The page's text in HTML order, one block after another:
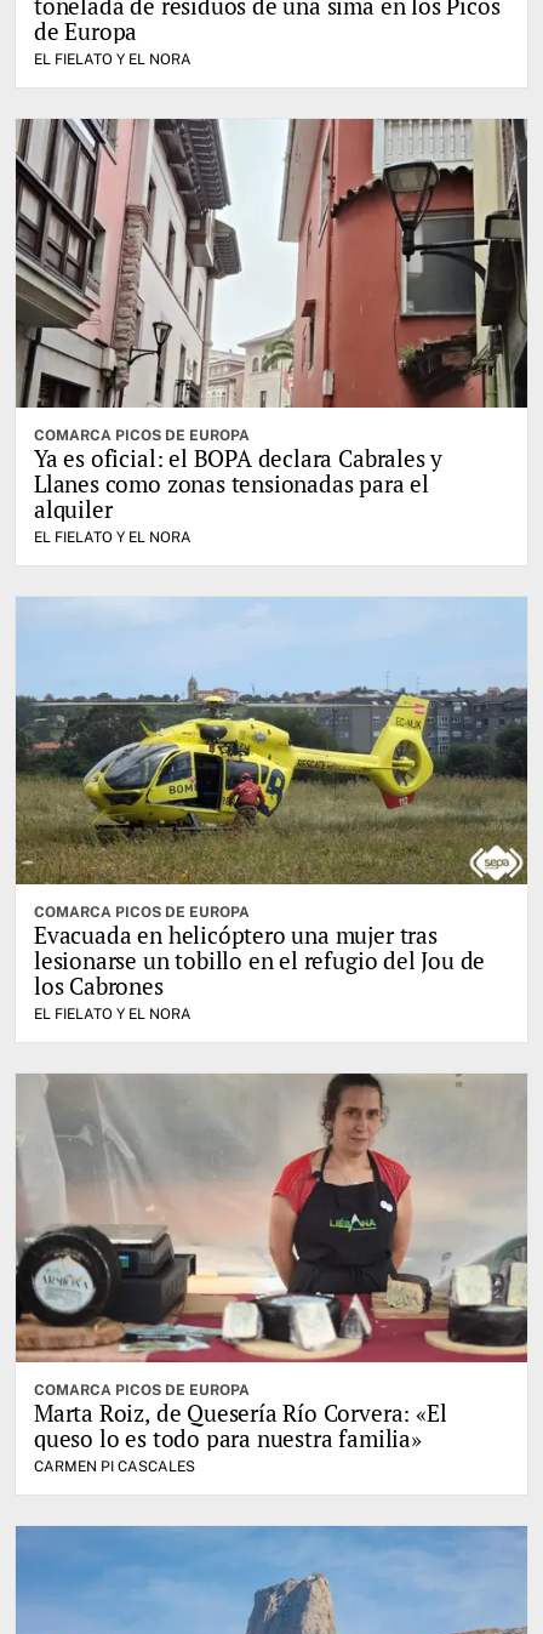
de Europa
EL FIELATO Y EL NORA
COMARCA PICOS DE EUROPA
Ya es oficial: el BOPA declara Cabrales y
Llanes como zonas tensionadas para el
alquiler
EL FIELATO Y EL NORA
COMARCA PICOS DE EUROPA
Evacuada en helicóptero una mujer tras
lesionarse un tobillo en el refugio del Jou de
los Cabrones
EL FIELATO Y EL NORA
COMARCA PICOS DE EUROPA
Marta Roiz, de Quesería Río Corvera: «El
queso lo es todo para nuestra familia»
CARMEN PI CASCALES